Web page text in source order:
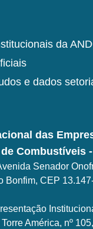
da
e dados
das
Combustíveis -
Senador
Bonfim, CEP
América, nº